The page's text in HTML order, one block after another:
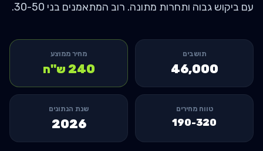
עם ביקוש גבוה ותחרות מתונה. רוב המתאמנים בני 30-50.
תושבים
46,000
מחיר ממוצע
240 ש"ח
טווח מחירים
190-320
שנת הנתונים
2026